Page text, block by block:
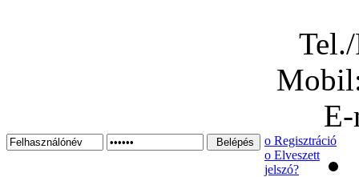
ο Regisztráció
ο Elveszett
jelszó?